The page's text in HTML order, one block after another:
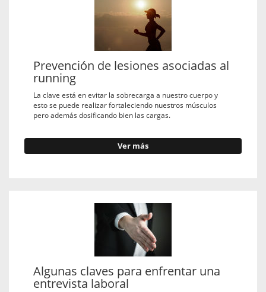
Prevención de lesiones asociadas al
running
La clave está en evitar la sobrecarga a nuestro cuerpo y
esto se puede realizar fortaleciendo nuestros músculos
pero además dosificando bien las cargas.
Ver más
Algunas claves para enfrentar una
entrevista laboral